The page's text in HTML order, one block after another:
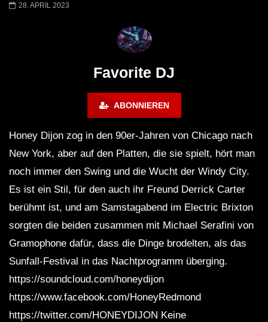
Honey Dijon- Escenario Villa
Maravilla @ Tecate Pal Norte
28. APRIL 2023
Favorite DJ
ABONNIEREN
Honey Dijon zog in den 90er-Jahren von Chicago nach
New York, aber auf den Platten, die sie spielt, hört man
noch immer den Swing und die Wucht der Windy City.
Es ist ein Stil, für den auch ihr Freund Derrick Carter
berühmt ist, und am Samstagabend im Electric Brixton
sorgten die beiden zusammen mit Michael Serafini von
Gramophone dafür, dass die Dinge brodelten, als das
Sunfall-Festival in das Nachtprogramm überging.
https://soundcloud.com/honeydijon
https://www.facebook.com/HoneyRedmond
https://twitter.com/HONEYDIJON Keine